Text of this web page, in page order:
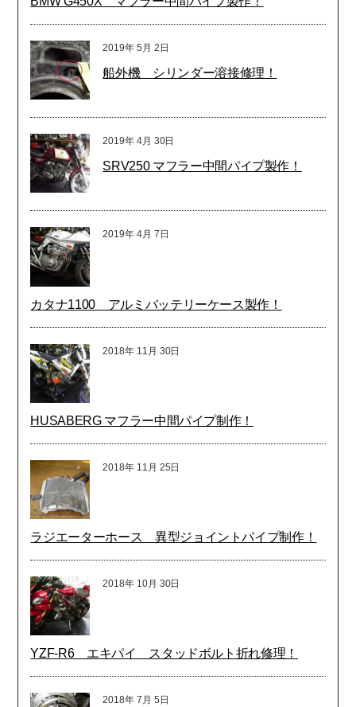
2019年 5月 2日
船外機 シリンダー溶接修理！
2019年 4月 30日
SRV250 マフラー中間パイプ製作！
2019年 4月 7日
カタナ1100 アルミバッテリーケース製作！
2018年 11月 30日
HUSABERG マフラー中間パイプ制作！
2018年 11月 25日
ラジエーターホース 異型ジョイントパイプ制作！
2018年 10月 30日
YZF-R6 エキパイ スタッドボルト折れ修理！
2018年 7月 5日